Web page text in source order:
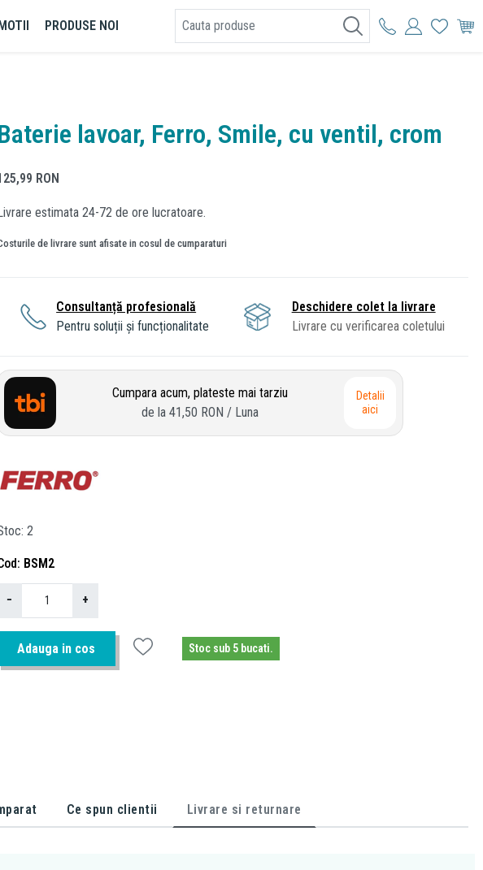
PRODUSE NOI
lavoar, Ferro, Smile, cu ventil, crom
RON
estimata 24-72 de ore lucratoare.
de livrare sunt afisate in cosul de cumparaturi
Consultanță profesională
Pentru soluții și funcționalitate
Deschidere colet la livrare
Livrare cu verificarea coletului
Cumpara acum, plateste mai tarziu
de la 41,50 RON / Luna
Detalii
aici
2
BSM2
− +
Adauga in cos Stoc sub 5 bucati.
Ce spun clientii Livrare si returnare